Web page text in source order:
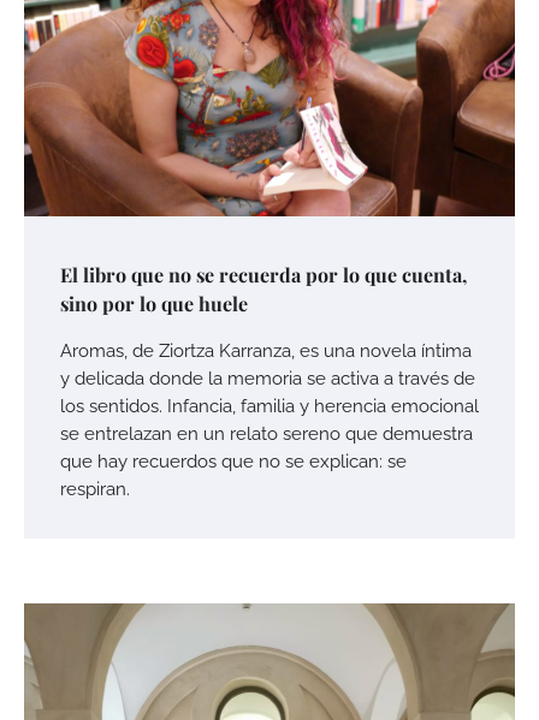
El libro que no se recuerda por lo que cuenta,
sino por lo que huele
Aromas, de Ziortza Karranza, es una novela íntima
y delicada donde la memoria se activa a través de
los sentidos. Infancia, familia y herencia emocional
se entrelazan en un relato sereno que demuestra
que hay recuerdos que no se explican: se
respiran.